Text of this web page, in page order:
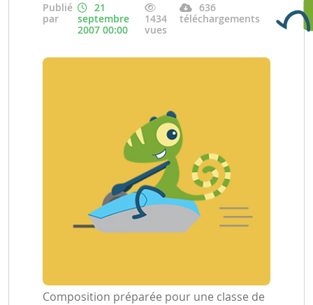
Publié
par
21
septembre
2007 00:00
1434
vues
636
téléchargements
Composition préparée pour une classe de